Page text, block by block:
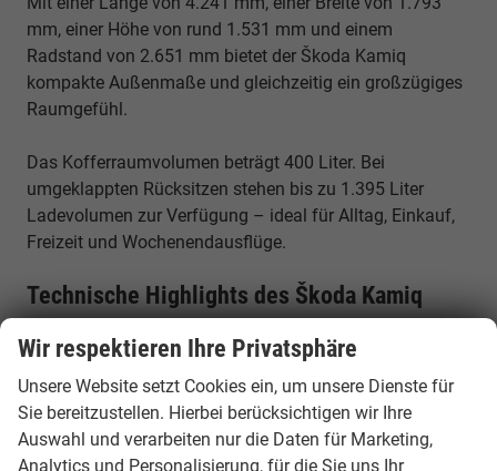
mm, einer Höhe von rund 1.531 mm und einem
Radstand von 2.651 mm bietet der Škoda Kamiq
kompakte Außenmaße und gleichzeitig ein großzügiges
Raumgefühl.
Das Kofferraumvolumen beträgt 400 Liter. Bei
umgeklappten Rücksitzen stehen bis zu 1.395 Liter
Ladevolumen zur Verfügung – ideal für Alltag, Einkauf,
Freizeit und Wochenendausflüge.
Technische Highlights des Škoda Kamiq
✓ Fahrzeuglänge: 4.241 mm
✓ Fahrzeugbreite: 1.793 mm
✓ Fahrzeughöhe: ca. 1.531 mm
✓ Radstand: 2.651 mm
✓ 5 Sitzplätze
Wir respektieren Ihre Privatsphäre
Unsere Website setzt Cookies ein, um unsere Dienste für
Sie bereitzustellen. Hierbei berücksichtigen wir Ihre
Auswahl und verarbeiten nur die Daten für Marketing,
Analytics und Personalisierung, für die Sie uns Ihr